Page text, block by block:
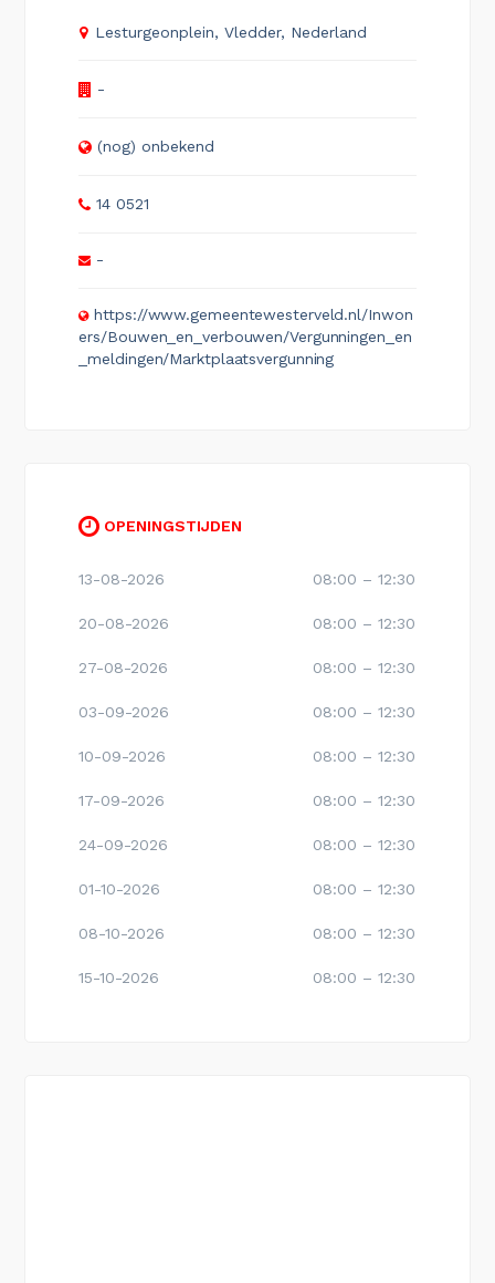
Lesturgeonplein, Vledder, Nederland
-
(nog) onbekend
14 0521
-
https://www.gemeentewesterveld.nl/Inwon
ers/Bouwen_en_verbouwen/Vergunningen_en
_meldingen/Marktplaatsvergunning
OPENINGSTIJDEN
13-08-2026 08:00 – 12:30
20-08-2026 08:00 – 12:30
27-08-2026 08:00 – 12:30
03-09-2026 08:00 – 12:30
10-09-2026 08:00 – 12:30
17-09-2026 08:00 – 12:30
24-09-2026 08:00 – 12:30
01-10-2026 08:00 – 12:30
08-10-2026 08:00 – 12:30
15-10-2026 08:00 – 12:30